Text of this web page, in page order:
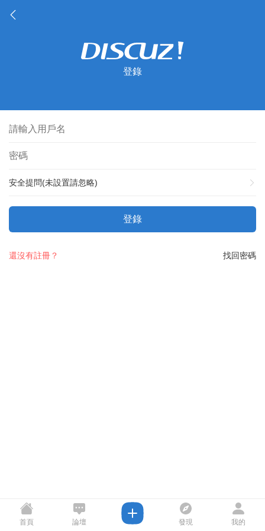
登錄
安全提問(未設置請忽略)
登錄
找回密碼
還沒有註冊？
首頁 論壇 發現 我的